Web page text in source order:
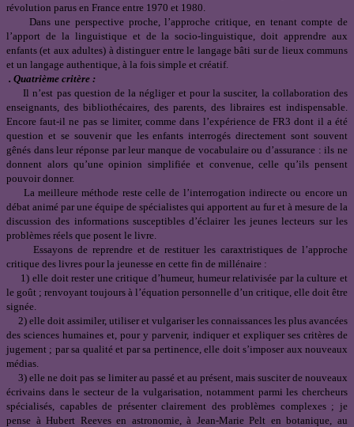
révolution parus en France entre 1970 et 1980.
Dans une perspective proche, l’approche critique, en tenant compte de
l’apport de la linguistique et de la socio-linguistique, doit apprendre aux
enfants (et aux adultes) à distinguer entre le langage bâti sur de lieux communs
et un langage authentique, à la fois simple et créatif.
. Quatrième critère :
Il n’est pas question de la négliger et pour la susciter, la collaboration des
enseignants, des bibliothécaires, des parents, des libraires est indispensable.
Encore faut-il ne pas se limiter, comme dans l’expérience de FR3 dont il a été
question et se souvenir que les enfants interrogés directement sont souvent
gênés dans leur réponse par leur manque de vocabulaire ou d’assurance : ils ne
donnent alors qu’une opinion simplifiée et convenue, celle qu’ils pensent
pouvoir donner.
La meilleure méthode reste celle de l’interrogation indirecte ou encore un
débat animé par une équipe de spécialistes qui apportent au fur et à mesure de la
discussion des informations susceptibles d’éclairer les jeunes lecteurs sur les
problèmes réels que posent le livre.
Essayons de reprendre et de restituer les caraxtristiques de l’approche
critique des livres pour la jeunesse en cette fin de millénaire :
1) elle doit rester une critique d’humeur, humeur relativisée par la culture et
le goût ; renvoyant toujours à l’équation personnelle d’un critique, elle doit être
signée.
2) elle doit assimiler, utiliser et vulgariser les connaissances les plus avancées
des sciences humaines et, pour y parvenir, indiquer et expliquer ses critères de
jugement ; par sa qualité et par sa pertinence, elle doit s’imposer aux nouveaux
médias.
3) elle ne doit pas se limiter au passé et au présent, mais susciter de nouveaux
écrivains dans le secteur de la vulgarisation, notamment parmi les chercheurs
spécialisés, capables de présenter clairement des problèmes complexes ; je
pense à Hubert Reeves en astronomie, à Jean-Marie Pelt en botanique, au